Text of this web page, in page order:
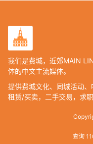
我们是费城，近郊MAIN
体的中文主流媒体。
提供费城文化、同城活动
租赁/买卖，二手交易，求
查询